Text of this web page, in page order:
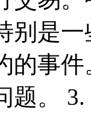
别是
的事
题。